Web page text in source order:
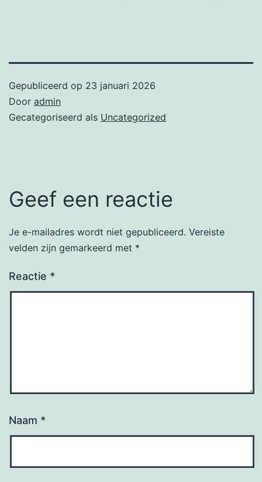
Gepubliceerd op 23 januari 2026
Door admin
Gecategoriseerd als Uncategorized
Geef een reactie
Je e-mailadres wordt niet gepubliceerd. Vereiste
velden zijn gemarkeerd met *
Reactie *
Naam *